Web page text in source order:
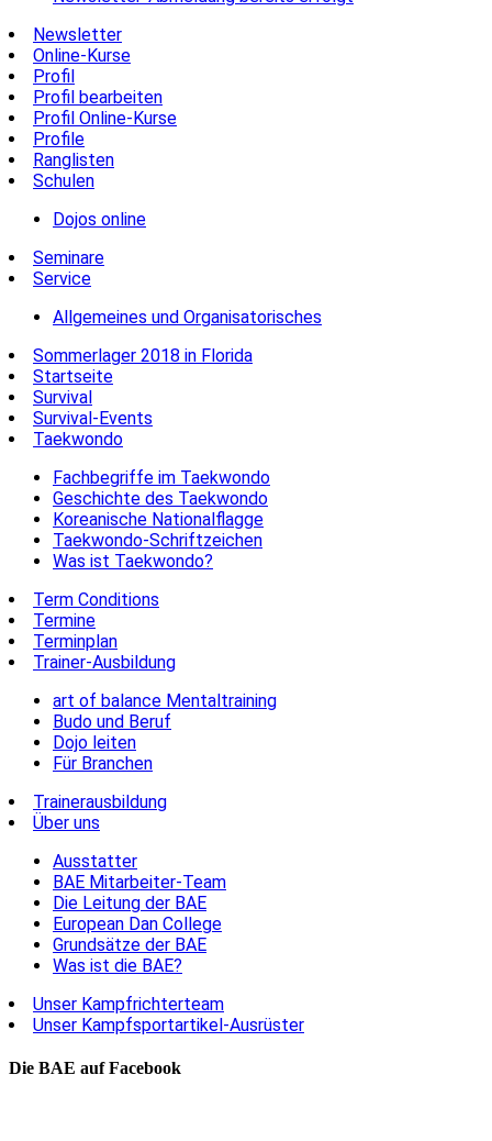
Newsletter
Online-Kurse
Profil
Profil bearbeiten
Profil Online-Kurse
Profile
Ranglisten
Schulen
Dojos online
Seminare
Service
Allgemeines und Organisatorisches
Sommerlager 2018 in Florida
Startseite
Survival
Survival-Events
Taekwondo
Fachbegriffe im Taekwondo
Geschichte des Taekwondo
Koreanische Nationalflagge
Taekwondo-Schriftzeichen
Was ist Taekwondo?
Term Conditions
Termine
Terminplan
Trainer-Ausbildung
art of balance Mentaltraining
Budo und Beruf
Dojo leiten
Für Branchen
Trainerausbildung
Über uns
Ausstatter
BAE Mitarbeiter-Team
Die Leitung der BAE
European Dan College
Grundsätze der BAE
Was ist die BAE?
Unser Kampfrichterteam
Unser Kampfsportartikel-Ausrüster
Die BAE auf Facebook